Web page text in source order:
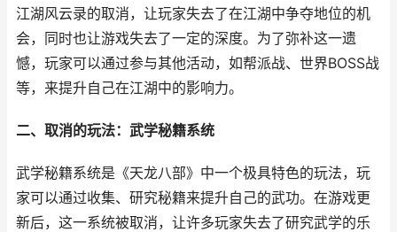
江湖风云录的取消，让玩家失去了在江湖中争夺地位的机
会，同时也让游戏失去了一定的深度。为了弥补这一遗
憾，玩家可以通过参与其他活动，如帮派战、世界BOSS战
等，来提升自己在江湖中的影响力。
二、取消的玩法：武学秘籍系统
武学秘籍系统是《天龙八部》中一个极具特色的玩法，玩
家可以通过收集、研究秘籍来提升自己的武功。在游戏更
新后，这一系统被取消，让许多玩家失去了研究武学的乐